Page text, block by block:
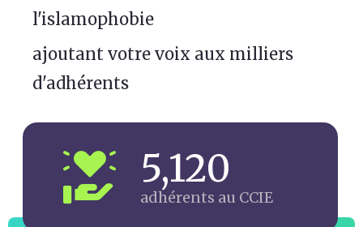
l'islamophobie
ajoutant votre voix aux milliers
d'adhérents
5,120
adhérents au CCIE